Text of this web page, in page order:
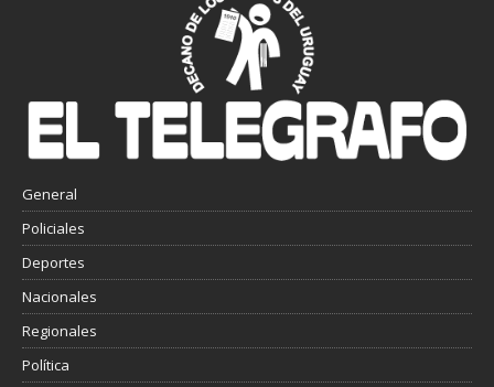
General
Policiales
Deportes
Nacionales
Regionales
Política